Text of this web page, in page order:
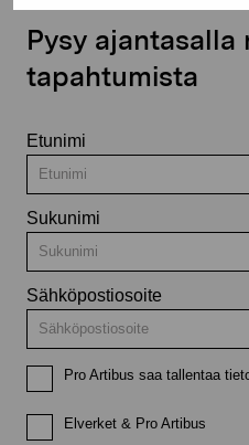
Pysy ajantasalla
tapahtumista
Etunimi
Sukunimi
Sähköpostiosoite
Pro Artibus saa tallentaa
Elverket & Pro Artibus